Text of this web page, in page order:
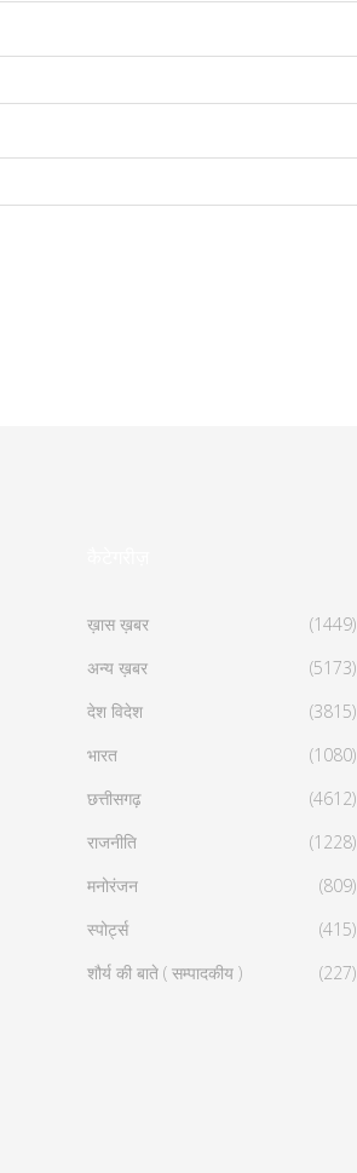
ख़ास ख़बर
(1449)
अन्य ख़बर
(5173)
देश विदेश
(3815)
भारत
(1080)
छत्तीसगढ़
(4612)
राजनीति
(1228)
मनोरंजन
(809)
स्पोर्ट्स
(415)
शौर्य की बाते ( सम्पादकीय )
(227)